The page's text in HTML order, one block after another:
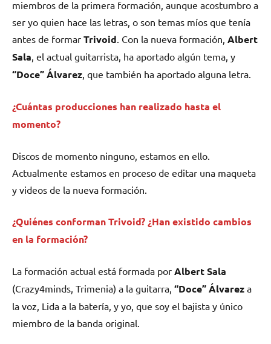
miembros de la primera formación, aunque acostumbro a
ser yo quien hace las letras, o son temas míos que tenía
antes de formar Trivoid . Con la nueva formación, Albert
Sala , el actual guitarrista, ha aportado algún tema, y
“Doce” Álvarez , que también ha aportado alguna letra.
¿Cuántas producciones han realizado hasta el
momento?
Discos de momento ninguno, estamos en ello.
Actualmente estamos en proceso de editar una maqueta
y videos de la nueva formación.
¿Quiénes conforman Trivoid? ¿Han existido cambios
en la formación?
La formación actual está formada por Albert Sala
(Crazy4minds, Trimenia) a la guitarra, “Doce” Álvarez a
la voz, Lida a la batería, y yo, que soy el bajista y único
miembro de la banda original.